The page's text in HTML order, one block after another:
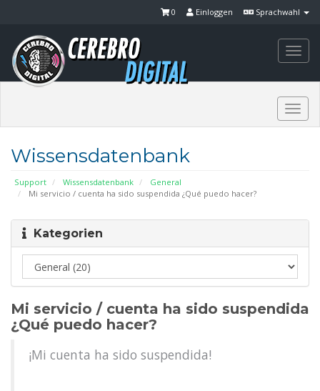
Sprachwahl
Einloggen
0
Wissensdatenbank
Support Wissensdatenbank
General
Mi servicio / cuenta ha sido suspendida ¿Qué puedo hacer?
Kategorien
Mi servicio / cuenta ha sido suspendida
¿Qué puedo hacer?
¡Mi cuenta ha sido suspendida!